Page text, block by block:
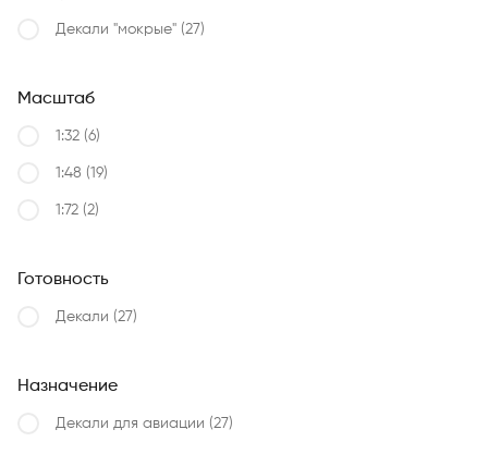
Декали "мокрые" (27)
Масштаб
1:32 (6)
1:48 (19)
1:72 (2)
Готовность
Декали (27)
Назначение
Декали для авиации (27)